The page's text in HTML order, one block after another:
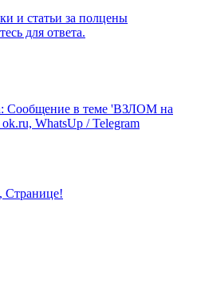
для ответа.
Сообщение в теме 'ВЗЛОМ на
WhatsUp / Telegram
Странице!